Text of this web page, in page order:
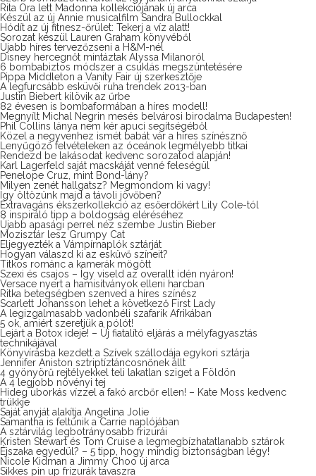
Rita Ora lett Madonna kollekciójának új arca
Készül az új Annie musicalfilm Sandra Bullockkal
Hódít az új fitnesz-őrület: Tekerj a víz alatt!
Sorozat készül Lauren Graham könyvéből
Újabb híres tervezőzseni a H&M-nél
Disney hercegnőt mintáztak Alyssa Milanoról
6 bombabiztos módszer a csuklás megszüntetésére
Pippa Middleton a Vanity Fair új szerkesztője
A legfurcsább esküvői ruha trendek 2013-ban
Justin Biebert kilövik az űrbe
82 évesen is bombaformában a híres modell!
Megnyílt Michal Negrin mesés belvárosi birodalma Budapesten!
Phil Collins lánya nem kér apuci segítségéből
Közel a negyvenhez ismét babát vár a híres színésznő
Lenyűgöző felvételeken az óceánok legmélyebb titkai
Rendezd be lakásodat kedvenc sorozatod alapján!
Karl Lagerfeld saját macskáját venné feleségül
Penelope Cruz, mint Bond-lány?
Milyen zenét hallgatsz? Megmondom ki vagy!
Így öltözünk majd a távoli jövőben?
Extravagáns ékszerkollekció az esőerdőkért Lily Cole-tól
8 inspiráló tipp a boldogság eléréséhez
Újabb apasági perrel néz szembe Justin Bieber
Mozisztár lesz Grumpy Cat
Eljegyezték a Vámpírnaplók sztárját
Hogyan válaszd ki az esküvő színeit?
Titkos románc a kamerák mögött
Szexi és csajos – Így viseld az overallt idén nyáron!
Versace nyert a hamisítványok elleni harcban
Ritka betegségben szenved a híres színész
Scarlett Johansson lehet a következő First Lady
A legizgalmasabb vadonbéli szafarik Afrikában
5 ok, amiért szeretjük a pólót!
Lejárt a Botox ideje! – Új fiatalító eljárás a mélyfagyasztás
technikájával
Könyvírásba kezdett a Szívek szállodája egykori sztárja
Jennifer Aniston sztriptíztáncosnőnek állt
4 gyönyörű rejtélyekkel teli lakatlan sziget a Földön
A 4 legjobb növényi tej
Hideg uborkás vízzel a fakó arcbőr ellen! – Kate Moss kedvenc
trükkje
Saját anyját alakítja Angelina Jolie
Samantha is feltűnik a Carrie naplójában
A sztárvilág legbotrányosabb frizurái
Kristen Stewart és Tom Cruise a legmegbízhatatlanabb sztárok
Éjszaka egyedül? – 5 tipp, hogy mindig biztonságban légy!
Nicole Kidman a Jimmy Choo új arca
Sikkes pin up frizurák tavaszra